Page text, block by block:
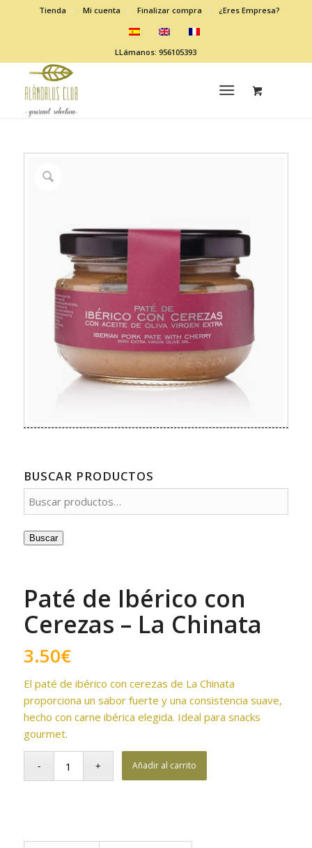
Tienda Mi cuenta Finalizar compra ¿Eres Empresa?
LLámanos: 956105393
BUSCAR PRODUCTOS
Buscar
Paté de Ibérico con
Cerezas – La Chinata
3.50€
El paté de ibérico con cerezas de La Chinata
proporciona un sabor fuerte y una consistencia suave,
hecho con carne ibérica elegida. Ideal para snacks
gourmet.
Añadir al carrito